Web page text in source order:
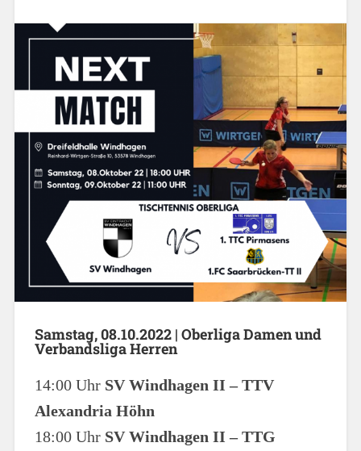
Samstag, 08.10.2022 | Oberliga Damen und
Verbandsliga Herren
14:00 Uhr SV Windhagen II – TTV
Alexandria Höhn
18:00 Uhr SV Windhagen II – TTG